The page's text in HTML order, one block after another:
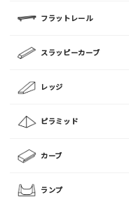
写真
[text photo3alt
ご注意事項
フラットレール
スラッピーカーブ
レッジ
ピラミッド
カーブ
ランプ